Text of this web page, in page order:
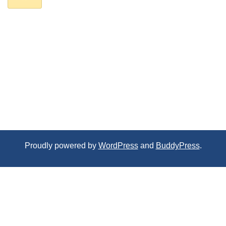
Proudly powered by WordPressand BuddyPress.